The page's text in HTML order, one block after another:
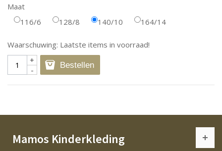
Maat
116/6
128/8 140/10 164/14
Waarschuwing: Laatste items in voorraad!
-
+ Bestellen
Mamos Kinderkleding